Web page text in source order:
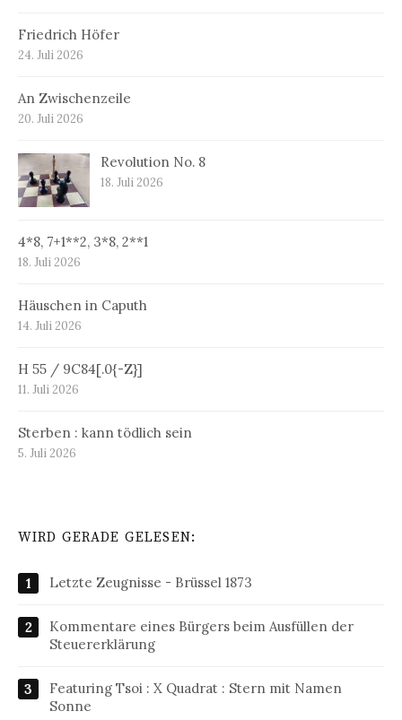
Friedrich Höfer
24. Juli 2026
An Zwischenzeile
20. Juli 2026
Revolution No. 8
18. Juli 2026
4*8, 7+1**2, 3*8, 2**1
18. Juli 2026
Häuschen in Caputh
14. Juli 2026
H 55 / 9C84[.0{-Z}]
11. Juli 2026
Sterben : kann tödlich sein
5. Juli 2026
WIRD GERADE GELESEN:
Letzte Zeugnisse - Brüssel 1873
Kommentare eines Bürgers beim Ausfüllen der
Steuererklärung
Featuring Tsoi : X Quadrat : Stern mit Namen
Sonne